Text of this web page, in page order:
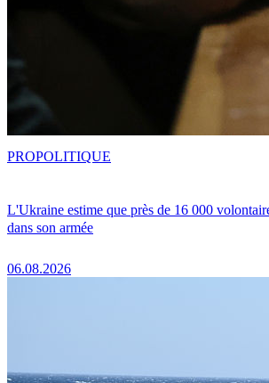
L'Ukraine estime que près de 16 000
dans son armée
06.08.2026
PROPOLITIQUE